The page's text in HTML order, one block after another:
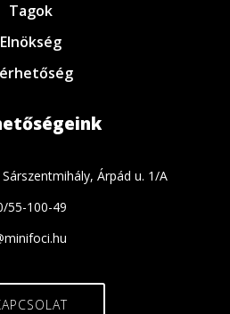
Tagok
Elnökség
Árpád u. 1/A
55-100-49